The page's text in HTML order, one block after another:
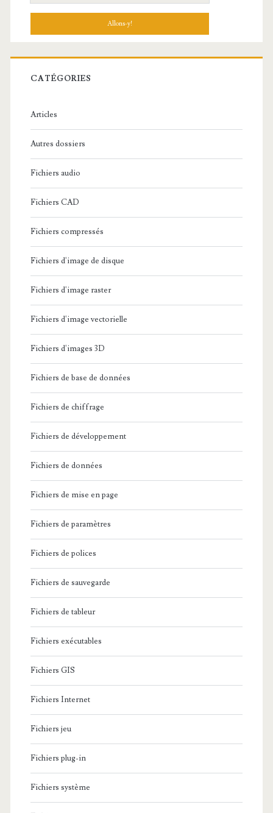
e
h
r
c
:
CATÉGORIES
Articles
Autres dossiers
Fichiers audio
Fichiers CAD
Fichiers compressés
Fichiers d'image de disque
Fichiers d'image raster
Fichiers d'image vectorielle
Fichiers d'images 3D
Fichiers de base de données
Fichiers de chiffrage
Fichiers de développement
Fichiers de données
Fichiers de mise en page
Fichiers de paramètres
Fichiers de polices
Fichiers de sauvegarde
Fichiers de tableur
Fichiers exécutables
Fichiers GIS
Fichiers Internet
Fichiers jeu
Fichiers plug-in
Fichiers système